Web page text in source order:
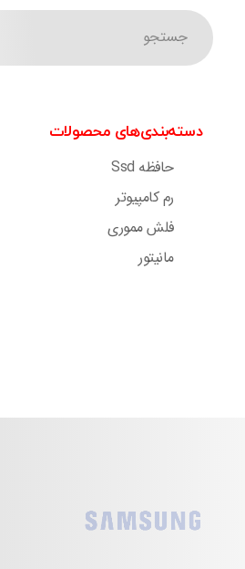
دسته‌بندی‌های محصولات
حافظه Ssd
رم کامپیوتر
فلش مموری
مانیتور